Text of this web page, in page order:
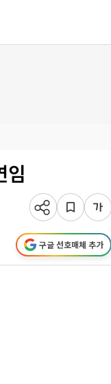
임
구글 선호매체 추가